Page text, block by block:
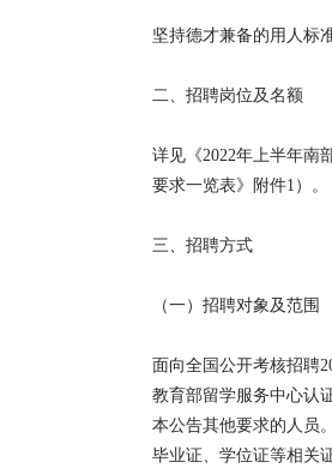
坚持德才兼备的用人标
二、招聘岗位及名额
详见《2022年上半年南
要求一览表》附件1）。
三、招聘方式
（一）招聘对象及范围
面向全国公开考核招聘
教育部留学服务中心认
本公告其他要求的人员
毕业证、学位证等相关